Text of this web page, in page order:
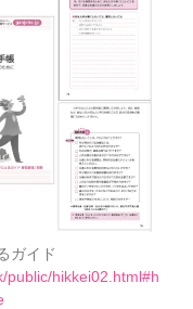
ガイド
public/hikkei02.html#h